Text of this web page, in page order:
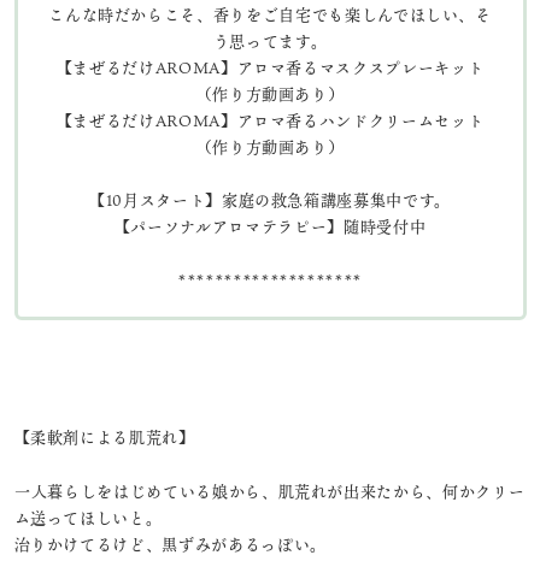
こんな時だからこそ、香りをご自宅でも楽しんでほしい、そ
う思ってます。
【まぜるだけAROMA】アロマ香るマスクスプレーキット
（作り方動画あり）
【まぜるだけAROMA】アロマ香るハンドクリームセット
（作り方動画あり）
【10月スタート】家庭の救急箱講座募集中です。
【パーソナルアロマテラピー】随時受付中
********************
【柔軟剤による肌荒れ】
⁡一人暮らしをはじめている娘から、肌荒れが出来たから、何かクリー
ム送ってほしいと。
治りかけてるけど、黒ずみがあるっぽい。